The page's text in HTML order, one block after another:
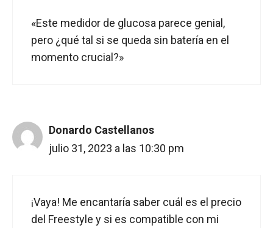
«Este medidor de glucosa parece genial,
pero ¿qué tal si se queda sin batería en el
momento crucial?»
Donardo Castellanos
julio 31, 2023 a las 10:30 pm
¡Vaya! Me encantaría saber cuál es el precio
del Freestyle y si es compatible con mi